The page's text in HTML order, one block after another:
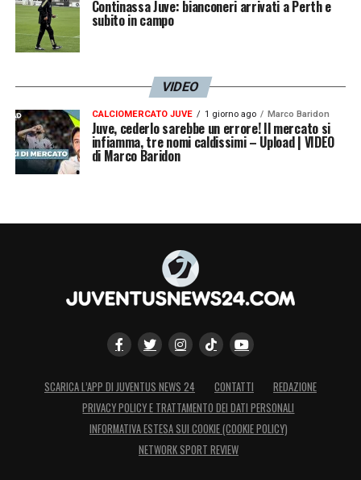
Continassa Juve: bianconeri arrivati a Perth e
subito in campo
VIDEO
CALCIOMERCATO JUVE 1 giorno ago Marco Baridon
Juve, cederlo sarebbe un errore! Il mercato si
infiamma, tre nomi caldissimi – Upload | VIDEO
di Marco Baridon
SCARICA L’APP DI JUVENTUS NEWS 24 CONTATTI
REDAZIONE
PRIVACY POLICY E TRATTAMENTO DEI DATI PERSONALI
INFORMATIVA ESTESA SUI COOKIE (COOKIE POLICY)
NETWORK SPORT REVIEW